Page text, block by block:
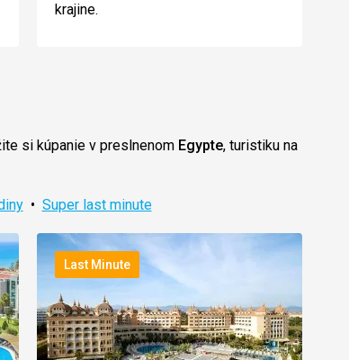
krajine.
si kúpanie v preslnenom Egypte, turistiku na
• Super last minute
Last Minute